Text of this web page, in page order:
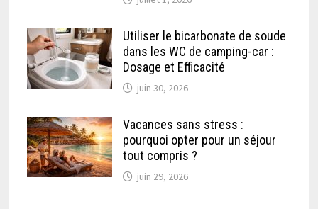
Utiliser le bicarbonate de soude
dans les WC de camping-car :
Dosage et Efficacité
juin 30, 2026
Vacances sans stress :
pourquoi opter pour un séjour
tout compris ?
juin 29, 2026